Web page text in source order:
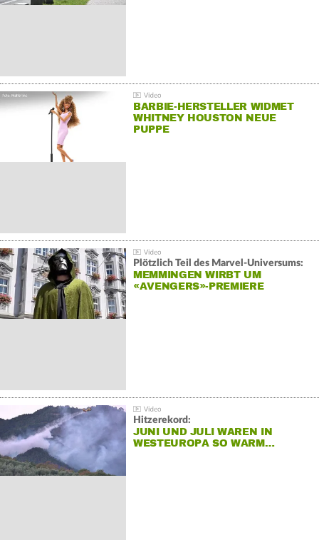
BARBIE-HERSTELLER WIDMET
WHITNEY HOUSTON NEUE
PUPPE
Plötzlich Teil des Marvel-Universums:
MEMMINGEN WIRBT UM
«AVENGERS»-PREMIERE
Hitzerekord:
JUNI UND JULI WAREN IN
WESTEUROPA SO WARM…